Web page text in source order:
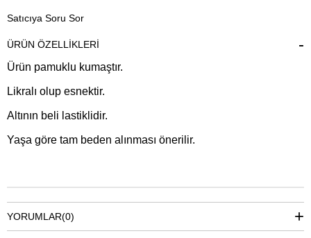
Satıcıya Soru Sor
ÜRÜN ÖZELLIKLERI
Ürün pamuklu kumaştır.
Likralı olup esnektir.
Altının beli lastiklidir.
Yaşa göre tam beden alınması önerilir.
YORUMLAR(0)